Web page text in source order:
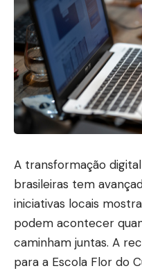
A transformação
brasileiras tem
iniciativas locais
podem acontecer
caminham juntas. A
para a Escola Flor do